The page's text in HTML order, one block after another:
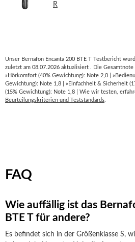
R
Unser Bernafon Encanta 200 BTE T Testbericht
zuletzt am 08.07.2026 aktualisiert . Die Gesamtnote
»Hörkomfort (40% Gewichtung): Note 2,0 |
Gewichtung): Note 1,8 | »Einfachheit & Sicherheit
(15% Gewichtung): Note 1,8 | Wie wir testen,
Beurteilungskriterien und Teststandards
FAQ
Wie auffällig ist das
BTE T für andere?
Es befindet sich in der Größenklasse S,